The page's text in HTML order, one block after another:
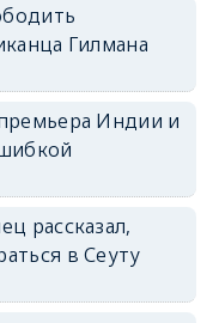
Гилмана
Индии и
рассказал,
в Сеуту